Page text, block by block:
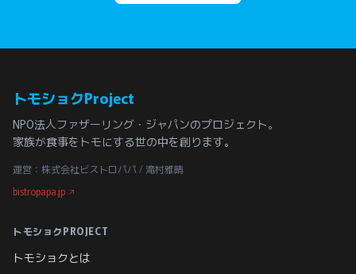
トモショクProject
NPO法人ファザーリング・ジャパンのプロジェクト。
家族が食事をトモにする世の中を創ります。
運営：株式会社ビストロパパ / 滝村雅晴
bistropapa.jp ↗
トモショクPROJECT
トモショクとは